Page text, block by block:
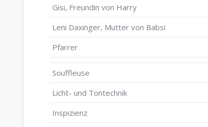
Gisi, Freundin von Harry
Leni Daxinger, Mutter von Babsi
Pfarrer
Souffleuse
Licht- und Tontechnik
Inspizienz